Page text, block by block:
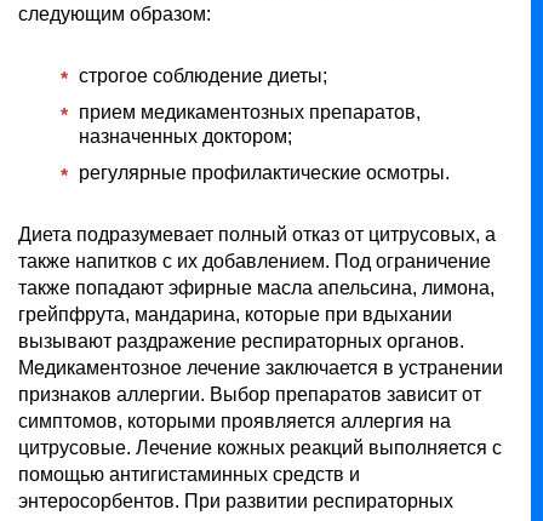
следующим образом:
строгое соблюдение диеты;
прием медикаментозных препаратов,
назначенных доктором;
регулярные профилактические осмотры.
Диета подразумевает полный отказ от цитрусовых, а
также напитков с их добавлением. Под ограничение
также попадают эфирные масла апельсина, лимона,
грейпфрута, мандарина, которые при вдыхании
вызывают раздражение респираторных органов.
Медикаментозное лечение заключается в устранении
признаков аллергии. Выбор препаратов зависит от
симптомов, которыми проявляется аллергия на
цитрусовые. Лечение кожных реакций выполняется с
помощью антигистаминных средств и
энтеросорбентов. При развитии респираторных